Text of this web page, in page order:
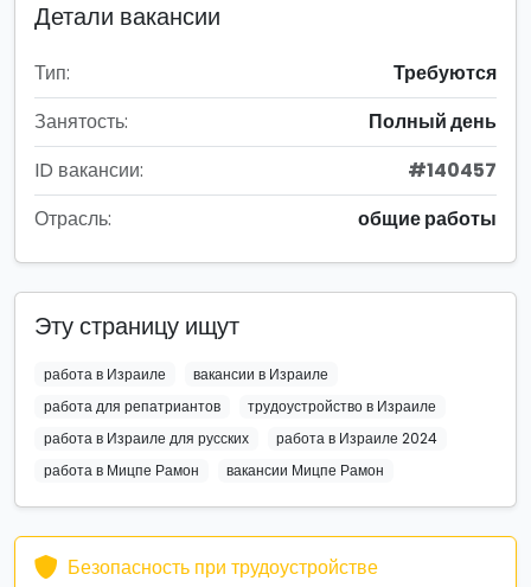
Детали вакансии
Тип:
Требуются
Занятость:
Полный день
ID вакансии:
#140457
Отрасль:
общие работы
Эту страницу ищут
работа в Израиле
вакансии в Израиле
работа для репатриантов
трудоустройство в Израиле
работа в Израиле для русских
работа в Израиле 2024
работа в Мицпе Рамон
вакансии Мицпе Рамон
Безопасность при трудоустройстве